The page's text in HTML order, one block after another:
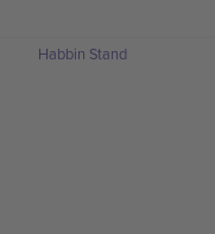
Habbin Stand